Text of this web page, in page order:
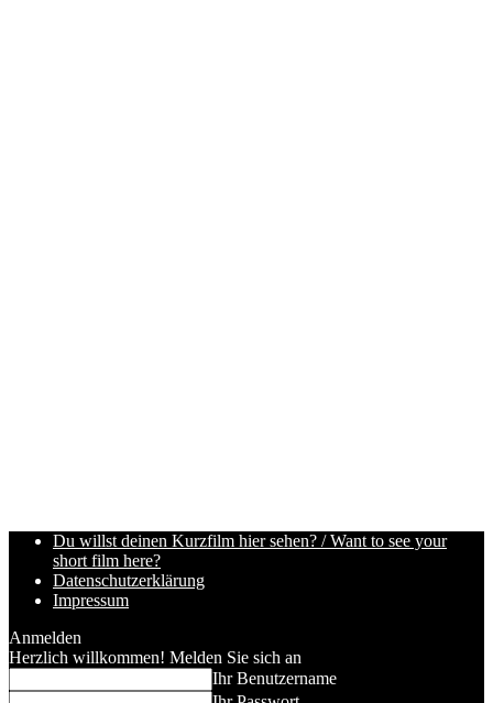
Du willst deinen Kurzfilm hier sehen? / Want to see your
short film here?
Datenschutzerklärung
Impressum
Anmelden
Herzlich willkommen! Melden Sie sich an
Ihr Benutzername